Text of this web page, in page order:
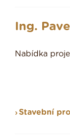
Ing.
Nabídka
Stavební